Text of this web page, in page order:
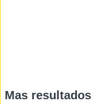
Mas resultados